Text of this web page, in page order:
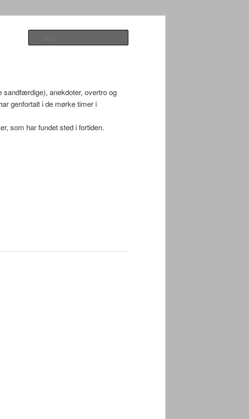
sandfærdige), anekdoter, overtro og
genfortalt i de mørke timer i
som har fundet sted i fortiden.